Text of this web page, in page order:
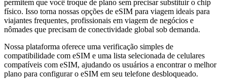
permitem que você troque de plano sem precisar substituir o chip
físico. Isso torna nossas opções de eSIM para viagem ideais para
viajantes frequentes, profissionais em viagem de negócios e
nômades que precisam de conectividade global sob demanda.
Nossa plataforma oferece uma verificação simples de
compatibilidade com eSIM e uma lista selecionada de celulares
compatíveis com eSIM, ajudando os usuários a encontrar o melhor
plano para configurar o eSIM em seu telefone desbloqueado.